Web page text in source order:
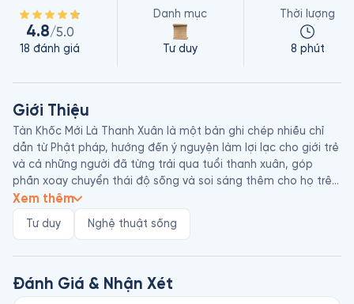
4.8/5.0
18 đánh giá
Danh mục
Tư duy
Thời lượng
8 phút
Giới Thiệu
Tàn Khốc Mới Là Thanh Xuân là một bản ghi chép nhiều chỉ
dẫn từ Phật pháp, hướng đến ý nguyện làm lợi lạc cho giới trẻ
và cả những người đã từng trải qua tuổi thanh xuân, góp
phần xoay chuyển thái độ sống và soi sáng thêm cho họ trên
con đường tương lai.
dành những năm tháng thiếu thời chăn trâu và sau khi theo
Rinpoche. Ông hiện là một trong những học giả hàng đầu của
tu viện này - tu viện Phật giáo hàng đầu thế giới. Ông cũng là
Xem thêm
Tư duy Nghệ thuật sống
Đánh Giá & Nhận Xét